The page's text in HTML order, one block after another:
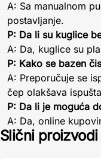
A: Sa manualnom
postavljanje.
P: Da li su kuglice
A: Da, kuglice su
P: Kako se bazen
A: Preporučuje se
čep olakšava
P: Da li je moguća
A: Da, online
Slični proizvodi